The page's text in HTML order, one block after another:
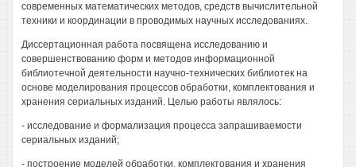
современных математических методов, средств вычислительной
техники и координации в проводимых научных исследованиях.
Диссертационная работа посвящена исследованию и
совершенствованию форм и методов информационной
библиотечной деятельности научно-технических библиотек на
основе моделирования процессов обработки, комплектования и
хранения сериальных изданий. Целью работы являлось:
- исследование и формализация процесса запрашиваемости
сериальных изданий;
- построение моделей обработки, комплектования и хранения